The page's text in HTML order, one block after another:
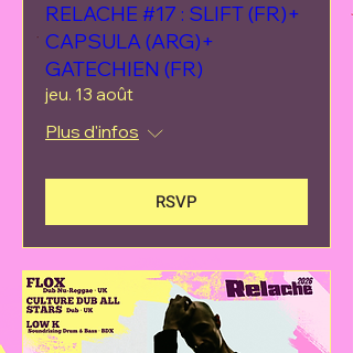
RELACHE #17 : SLIFT (FR)+
CAPSULA (ARG)+
GATECHIEN (FR)
jeu. 13 août
Plus d'infos
RSVP